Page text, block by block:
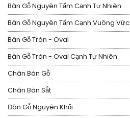
Bàn Gỗ Nguyên Tấm Cạnh Tự Nhiên
Bàn Gỗ Nguyên Tấm Cạnh Vuông Vức
Bàn Gỗ Tròn - Oval
Bàn Gỗ Tròn - Oval Cạnh Tự Nhiên
Chân Bàn Gỗ
Chân Bàn Sắt
Đôn Gỗ Nguyên Khối